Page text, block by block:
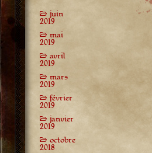
juin
2019
mai
2019
avril
2019
mars
2019
février
2019
janvier
2019
octobre
2018